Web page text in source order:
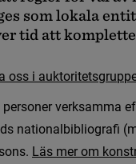
es somlokalaentit
ertid attkomplette
a oss i auktoritetsgrupp
personer verksamma ef
ds nationalbibliograf (
sons. Läs mer om konst